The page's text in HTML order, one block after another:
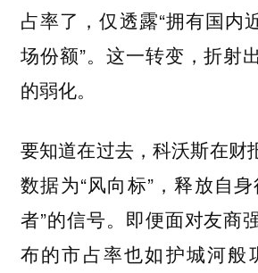
占率了，仅透露“拥有国内
场份额”。这一转变，折射
的弱化。
要知道在过去，科沃斯在财
数据为“风向标”，释放自
者”的信号。即便面对友商
布的市占率也如护城河般